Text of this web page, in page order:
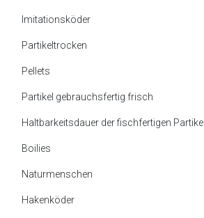
Imitationsköder
Partikeltrocken
Pellets
Partikel gebrauchsfertig frisch
Haltbarkeitsdauer der fischfertigen Partikel
Boilies
Naturmenschen
Hakenköder